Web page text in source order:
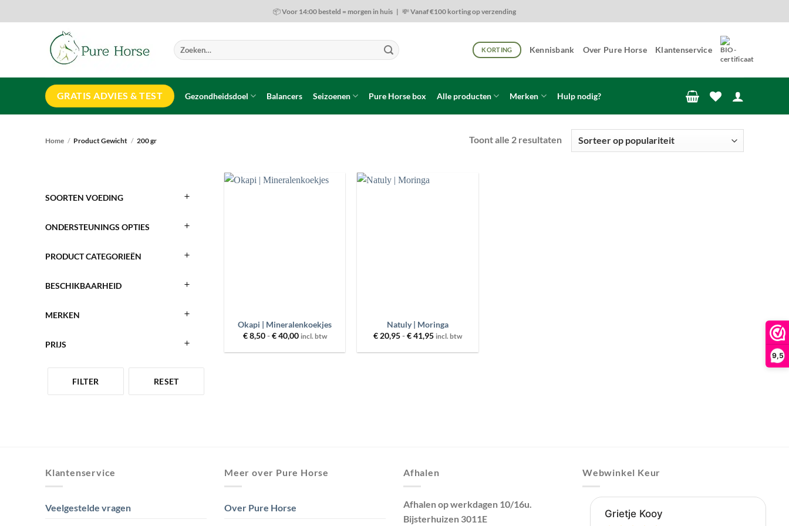
9,5
naar
📦 Voor 14:00 besteld = morgen in huis | 💸 Vanaf €100 korting op verzending
Zoeken
naar:
KORTING Kennisbank Over Pure Horse Klantenservice
GRATIS ADVIES & TEST Gezondheidsdoel Balancers Seizoenen Pure Horse box Alle producten Merken Hulp nodig?
Home / Product Gewicht / 200 gr Toont alle 2 resultatenGesorteerd
op
SOORTEN VOEDING
ONDERSTEUNINGS OPTIES
PRODUCT CATEGORIEËN
BESCHIKBAARHEID
MERKEN
PRIJS
FILTER RESET
Okapi | Mineralenkoekjes
€8,50-€40,00Prijsklasse:
tot
incl. btw
Natuly | Moringa
€20,95-€41,95Prijsklasse:
tot
incl. btw
Klantenservice
Veelgestelde vragen
Meer over Pure Horse
Over Pure Horse
Afhalen
Afhalen op werkdagen 10/16u.
Bijsterhuizen 3011E
Webwinkel Keur